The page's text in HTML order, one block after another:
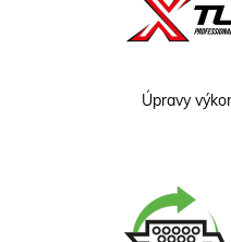
Úpravy